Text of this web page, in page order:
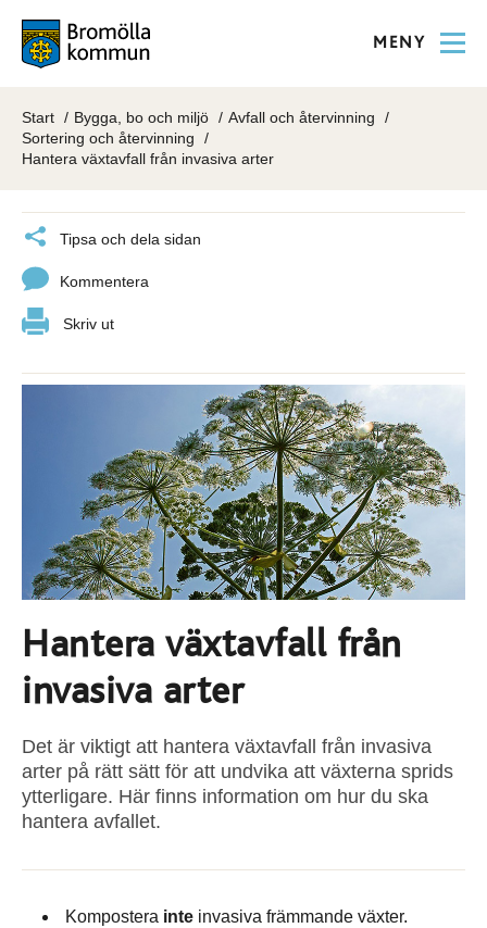
MENY
Start Bygga, bo och miljö
Avfall och återvinning
Sortering och återvinning
Hantera växtavfall från invasiva arter
Tipsa och dela sidan
Kommentera
Skriv ut
Hantera växtavfall från
invasiva arter
Det är viktigt att hantera växtavfall från invasiva
arter på rätt sätt för att undvika att växterna sprids
ytterligare. Här finns information om hur du ska
hantera avfallet.
Kompostera inte invasiva främmande växter.